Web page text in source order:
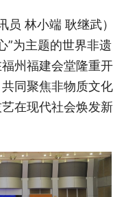
员 林小端 耿继武）
”为主题的世界非遗
州福建会堂隆重开
同聚焦非物质文化
在现代社会焕发新